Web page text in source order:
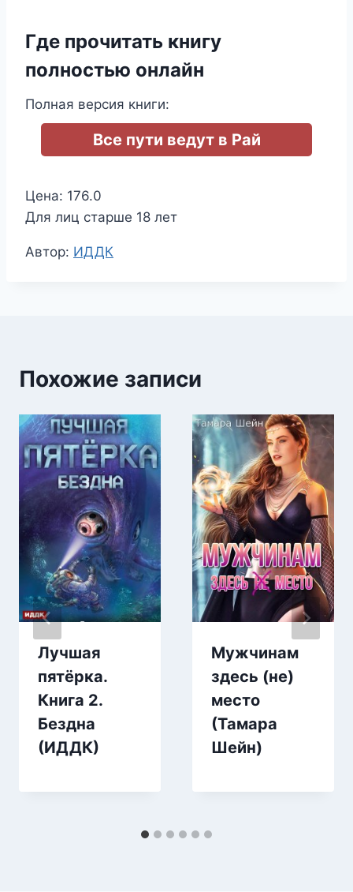
Где прочитать книгу
полностью онлайн
Полная версия книги:
Все пути ведут в Рай
Цена: 176.0
Для лиц старше 18 лет
Метки
Автор: ИДДК
Похожие записи
Лучшая
пятёрка.
Книга 2.
Бездна
(ИДДК)
Мужчинам
здесь (не)
место
(Тамара
Шейн)